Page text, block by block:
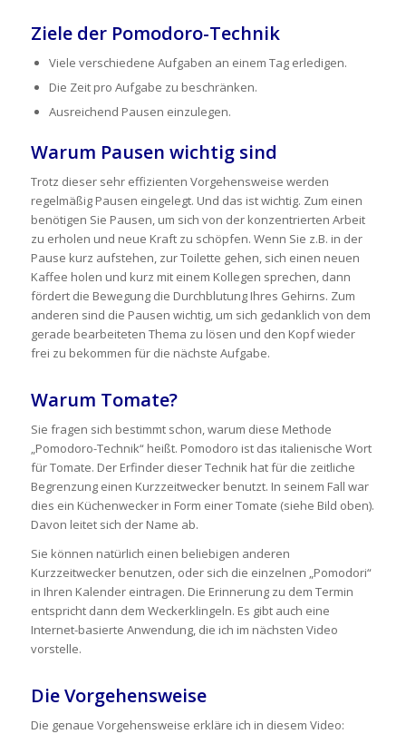
Ziele der Pomodoro-Technik
Viele verschiedene Aufgaben an einem Tag erledigen.
Die Zeit pro Aufgabe zu beschränken.
Ausreichend Pausen einzulegen.
Warum Pausen wichtig sind
Trotz dieser sehr effizienten Vorgehensweise werden
regelmäßig Pausen eingelegt. Und das ist wichtig. Zum einen
benötigen Sie Pausen, um sich von der konzentrierten Arbeit
zu erholen und neue Kraft zu schöpfen. Wenn Sie z.B. in der
Pause kurz aufstehen, zur Toilette gehen, sich einen neuen
Kaffee holen und kurz mit einem Kollegen sprechen, dann
fördert die Bewegung die Durchblutung Ihres Gehirns. Zum
anderen sind die Pausen wichtig, um sich gedanklich von dem
gerade bearbeiteten Thema zu lösen und den Kopf wieder
frei zu bekommen für die nächste Aufgabe.
Warum Tomate?
Sie fragen sich bestimmt schon, warum diese Methode
„Pomodoro-Technik“ heißt. Pomodoro ist das italienische Wort
für Tomate. Der Erfinder dieser Technik hat für die zeitliche
Begrenzung einen Kurzzeitwecker benutzt. In seinem Fall war
dies ein Küchenwecker in Form einer Tomate (siehe Bild oben).
Davon leitet sich der Name ab.
Sie können natürlich einen beliebigen anderen
Kurzzeitwecker benutzen, oder sich die einzelnen „Pomodori“
in Ihren Kalender eintragen. Die Erinnerung zu dem Termin
entspricht dann dem Weckerklingeln. Es gibt auch eine
Internet-basierte Anwendung, die ich im nächsten Video
vorstelle.
Die Vorgehensweise
Die genaue Vorgehensweise erkläre ich in diesem Video: